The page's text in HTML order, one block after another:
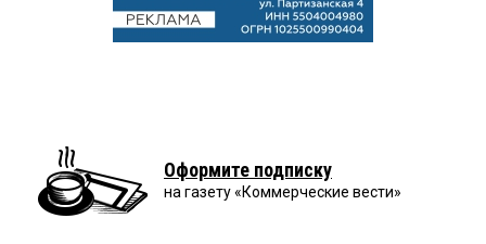
Оформите подписку
на газету «Коммерческие вести»